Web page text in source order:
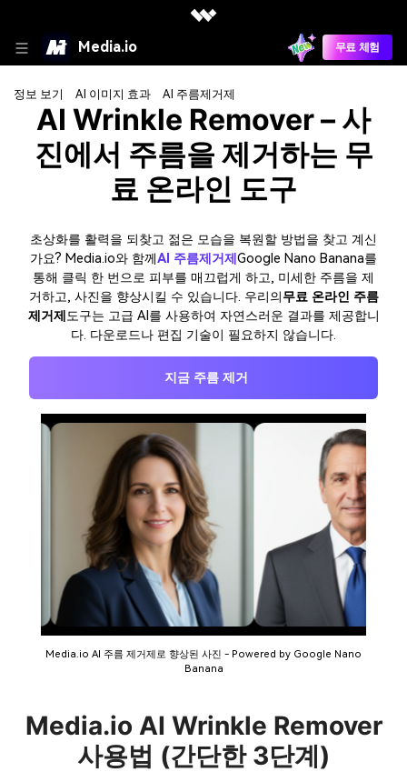
Media.io 무료 체험
정보 보기 AI 이미지 효과 AI 주름제거제
AI Wrinkle Remover – 사
진에서 주름을 제거하는 무
료 온라인 도구
초상화를 활력을 되찾고 젊은 모습을 복원할 방법을 찾고 계신
가요? Media.io와 함께AI 주름제거제 Google Nano Banana를
통해 클릭 한 번으로 피부를 매끄럽게 하고, 미세한 주름을 제
거하고, 사진을 향상시킬 수 있습니다. 우리의무료 온라인 주름
제거제 도구는 고급 AI를 사용하여 자연스러운 결과를 제공합니
다. 다운로드나 편집 기술이 필요하지 않습니다.
지금 주름 제거
Media.io AI 주름 제거제로 향상된 사진 - Powered by Google Nano
Banana
Media.io AI Wrinkle Remover
사용법 (간단한 3단계)